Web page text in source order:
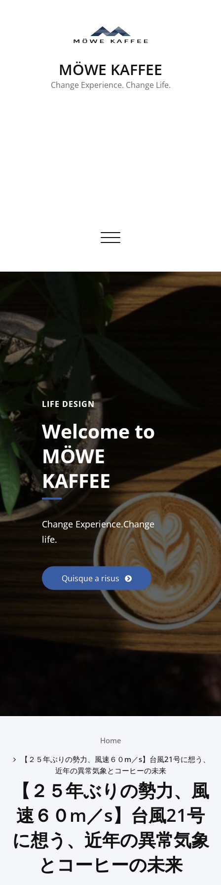
MÖWE KAFFEE
Change Experience. Change Life.
Toggle
LIFE DESIGN
Welcome to
MÖWE
KAFFEE
Change Experience.Change
life.
Quisque a risus
Home
【２５年ぶりの勢力、風速６０m／s】台風21号に想う、
近年の異常気象とコーヒーの未来
【２５年ぶりの勢力、風
速６０m／s】台風21号
に想う、近年の異常気象
とコーヒーの未来